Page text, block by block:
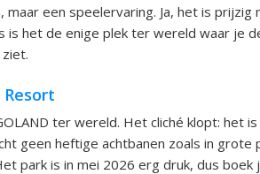
maar een speelervaring. Ja, het is
is het de enige plek ter wereld waar je
Resort
ter wereld. Het cliché klopt: het
geen heftige achtbanen zoals in grote
park is in mei 2026 erg druk, dus